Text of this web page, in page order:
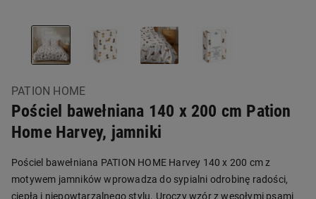
PATION HOME
Pościel bawełniana 140 x 200 cm Pation
Home Harvey, jamniki
Pościel bawełniana PATION HOME Harvey 140 x 200 cm z
motywem jamników wprowadza do sypialni odrobinę radości,
ciepła i niepowtarzalnego stylu. Uroczy wzór z wesołymi psami